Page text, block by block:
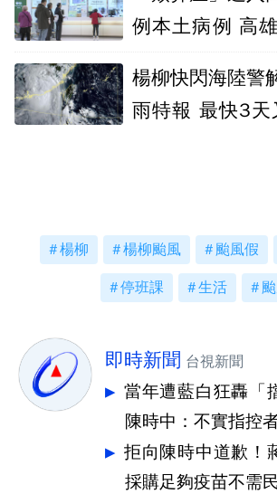
例本土病例 高
楊柳快閃海陸警
雨特報 最快3天
楊柳 楊柳颱風 颱風假
停班課 生活
即時新聞 台視新聞
當年遭藍白狂轟「
陳時中：不實指控
拒向陳時中道歉！
採購足夠疫苗不需